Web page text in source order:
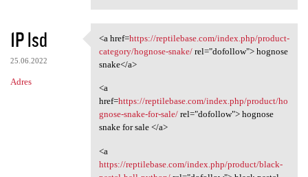
1P lsd
25.06.2022
Adres
<a href=https://reptilebase
<a href=https://reptilebase.com/index.php/product-
category/hognose-snake/rel="dofollow"> hognose
snake</a>
<a
href=https://reptilebase.com/index.php/product/ho
gnose-snake-for-sale/rel="dofollow"> hognose
snake for sale </a>
<a
https://reptilebase.com/index.php/product/black-